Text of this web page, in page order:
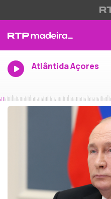
Atlântida Açores